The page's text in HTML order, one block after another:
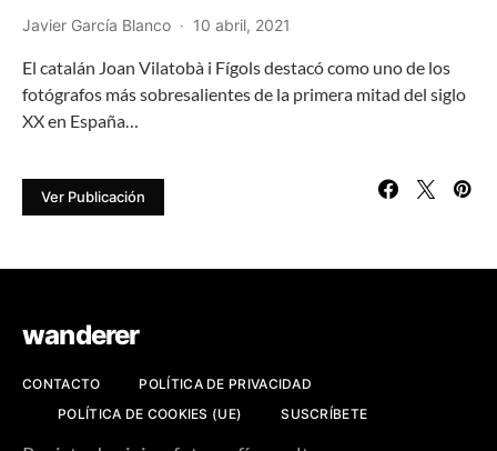
Javier García Blanco 10 abril, 2021
El catalán Joan Vilatobà i Fígols destacó como uno de los
fotógrafos más sobresalientes de la primera mitad del siglo
XX en España…
Ver Publicación
wanderer
CONTACTO
POLÍTICA DE PRIVACIDAD
POLÍTICA DE COOKIES (UE)
SUSCRÍBETE